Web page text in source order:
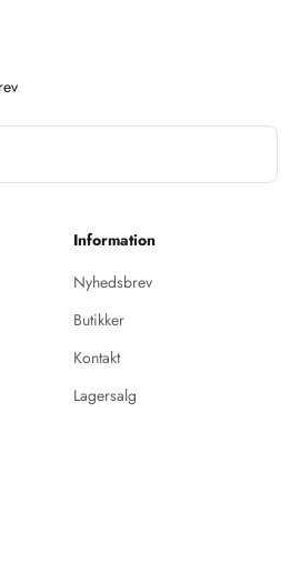
Information
Nyhedsbrev
Butikker
Kontakt
Lagersalg